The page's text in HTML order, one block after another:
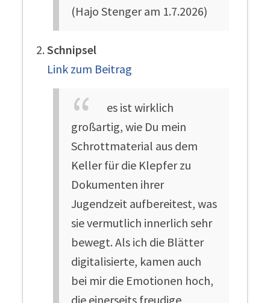
(Hajo Stenger am 1.7.2026)
Schnipsel
Link zum Beitrag
es ist wirklich
großartig, wie Du mein
Schrottmaterial aus dem
Keller für die Klepfer zu
Dokumenten ihrer
Jugendzeit aufbereitest, was
sie vermutlich innerlich sehr
bewegt. Als ich die Blätter
digitalisierte, kamen auch
bei mir die Emotionen hoch,
die einerseits freudige